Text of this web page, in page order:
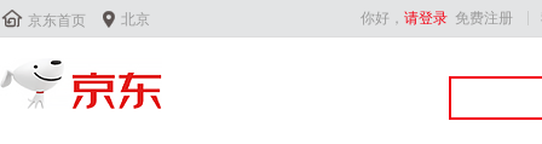
 京东首页  北京 你好， 请登录 免费注册